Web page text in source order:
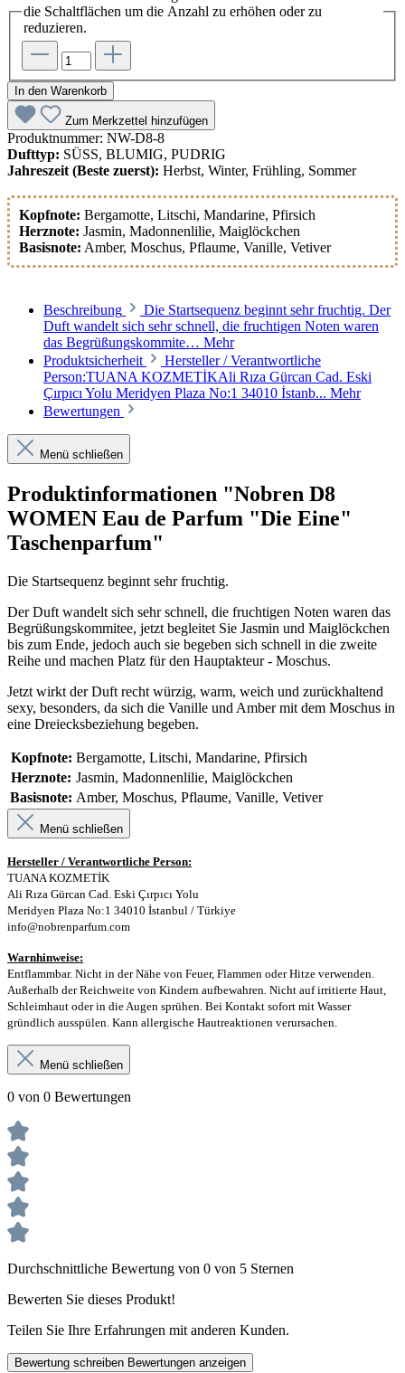
die Schaltflächen um die Anzahl zu erhöhen oder zu
reduzieren.
In den Warenkorb
Zum Merkzettel hinzufügen
Produktnummer: NW-D8-8
Dufttyp: SÜSS, BLUMIG, PUDRIG
Jahreszeit (Beste zuerst): Herbst, Winter, Frühling, Sommer
Kopfnote: Bergamotte, Litschi, Mandarine, Pfirsich
Herznote: Jasmin, Madonnenlilie, Maiglöckchen
Basisnote: Amber, Moschus, Pflaume, Vanille, Vetiver
Beschreibung
Die Startsequenz beginnt sehr fruchtig. Der
Duft wandelt sich sehr schnell, die fruchtigen Noten waren
das Begrüßungskommite… Mehr
Produktsicherheit
Hersteller / Verantwortliche
Person:TUANA KOZMETİKAli Rıza Gürcan Cad. Eski
Çırpıcı Yolu Meridyen Plaza No:1 34010 İstanb... Mehr
Bewertungen
Menü schließen
Produktinformationen "Nobren D8
WOMEN Eau de Parfum "Die Eine"
Taschenparfum"
Die Startsequenz beginnt sehr fruchtig.
Der Duft wandelt sich sehr schnell, die fruchtigen Noten waren das
Begrüßungskommitee, jetzt begleitet Sie Jasmin und Maiglöckchen
bis zum Ende, jedoch auch sie begeben sich schnell in die zweite
Reihe und machen Platz für den Hauptakteur - Moschus.
Jetzt wirkt der Duft recht würzig, warm, weich und zurückhaltend
sexy, besonders, da sich die Vanille und Amber mit dem Moschus in
eine Dreiecksbeziehung begeben.
Kopfnote: Bergamotte, Litschi, Mandarine, Pfirsich
Herznote: Jasmin, Madonnenlilie, Maiglöckchen
Basisnote: Amber, Moschus, Pflaume, Vanille, Vetiver
Menü schließen
Hersteller / Verantwortliche Person:
TUANA KOZMETİK
Ali Rıza Gürcan Cad. Eski Çırpıcı Yolu
Meridyen Plaza No:1 34010 İstanbul / Türkiye
info@nobrenparfum.com
Warnhinweise:
Entflammbar. Nicht in der Nähe von Feuer, Flammen oder Hitze verwenden.
Außerhalb der Reichweite von Kindern aufbewahren. Nicht auf irritierte Haut,
Schleimhaut oder in die Augen sprühen. Bei Kontakt sofort mit Wasser
gründlich ausspülen. Kann allergische Hautreaktionen verursachen.
Menü schließen
0 von 0 Bewertungen
Durchschnittliche Bewertung von 0 von 5 Sternen
Bewerten Sie dieses Produkt!
Teilen Sie Ihre Erfahrungen mit anderen Kunden.
Bewertung schreiben Bewertungen anzeigen